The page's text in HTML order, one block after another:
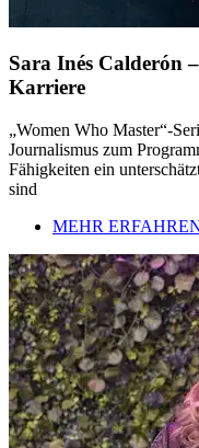
Sara Inés Calderón
Karriere
„Women Who Master“-
Journalismus zum
Fähigkeiten ein
sind
MEHR